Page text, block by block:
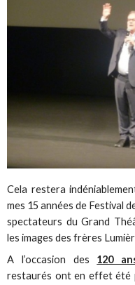
Cela restera
mes 15 années de Festival
spectateurs du Grand
les images des frères
A l’occasion des 120
restaurés ont en effet été